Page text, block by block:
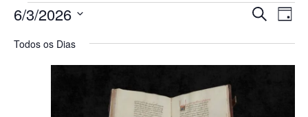
e
Procurar
do
Dia
6/3/2026
a
data.
Todos os Dias